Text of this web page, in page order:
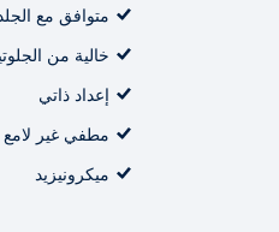
متوافق مع
خالية من
إعداد ذاتي
مطفي غير لامع
ميكرونيزيد